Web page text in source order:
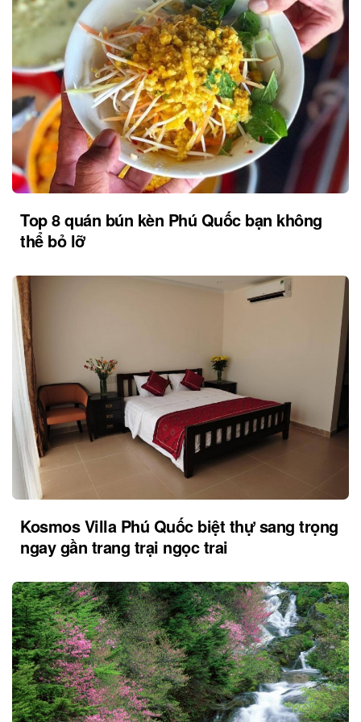
Top 8 quán bún kèn Phú Quốc bạn không
thể bỏ lỡ
Kosmos Villa Phú Quốc biệt thự sang trọng
ngay gần trang trại ngọc trai